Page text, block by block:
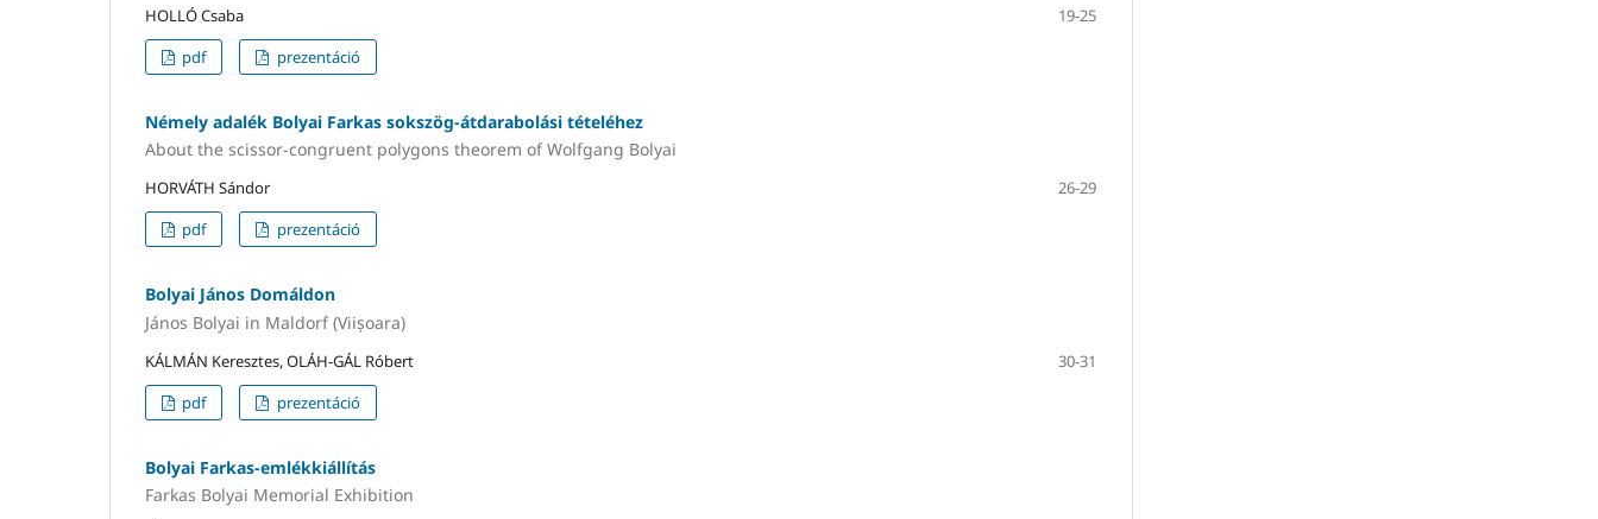
HOLLÓ Csaba
19-25
pdf
prezentáció
Némely adalék Bolyai Farkas sokszög-átdarabolási tételéhez
About the scissor-congruent polygons theorem of Wolfgang Bolyai
HORVÁTH Sándor
26-29
pdf
prezentáció
Bolyai János Domáldon
János Bolyai in Maldorf (Viișoara)
KÁLMÁN Keresztes, OLÁH-GÁL Róbert
30-31
pdf
prezentáció
Bolyai Farkas-emlékkiállítás
Farkas Bolyai Memorial Exhibition